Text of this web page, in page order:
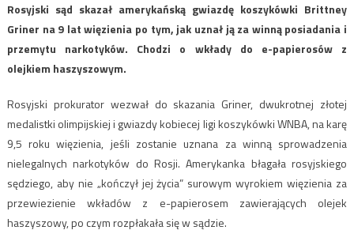
Rosyjski sąd skazał amerykańską gwiazdę koszykówki Brittney
Griner na 9 lat więzienia po tym, jak uznał ją za winną posiadania i
przemytu narkotyków. Chodzi o wkłady do e-papierosów z
olejkiem haszyszowym.
Rosyjski prokurator wezwał do skazania Griner, dwukrotnej złotej
medalistki olimpijskiej i gwiazdy kobiecej ligi koszykówki WNBA, na karę
9,5 roku więzienia, jeśli zostanie uznana za winną sprowadzenia
nielegalnych narkotyków do Rosji. Amerykanka błagała rosyjskiego
sędziego, aby nie „kończył jej życia” surowym wyrokiem więzienia za
przewiezienie wkładów z e-papierosem zawierających olejek
haszyszowy, po czym rozpłakała się w sądzie.